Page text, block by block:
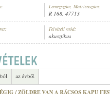
CIGÁNYZENEKARA
Lemezszám, Matricaszám:
R 168, 47713
Felvételi mód:
akusztikus
az évből
/ ZÖLDRE VAN A RÁCSOS KAPU